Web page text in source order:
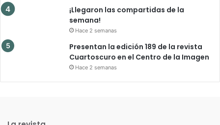
¡Llegaron las compartidas de la
semana!
Hace 2 semanas
Presentan la edición 189 de la revista
Cuartoscuro en el Centro de la Imagen
Hace 2 semanas